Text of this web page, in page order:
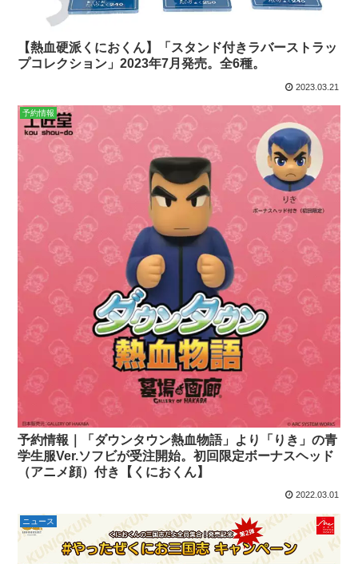
【熱血硬派くにおくん】「スタンド付きラバーストラッ
プコレクション」2023年7月発売。全6種。
2023.03.21
予約情報
予約情報｜「ダウンタウン熱血物語」より「りき」の青
学生服Ver.ソフビが受注開始。初回限定ボーナスヘッド
（アニメ顔）付き【くにおくん】
2022.03.01
ニュース